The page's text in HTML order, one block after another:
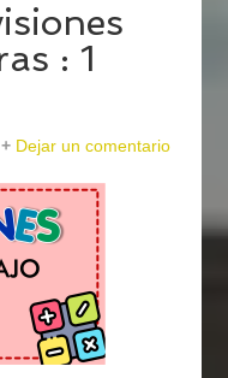
: 1
Dejar un comentario